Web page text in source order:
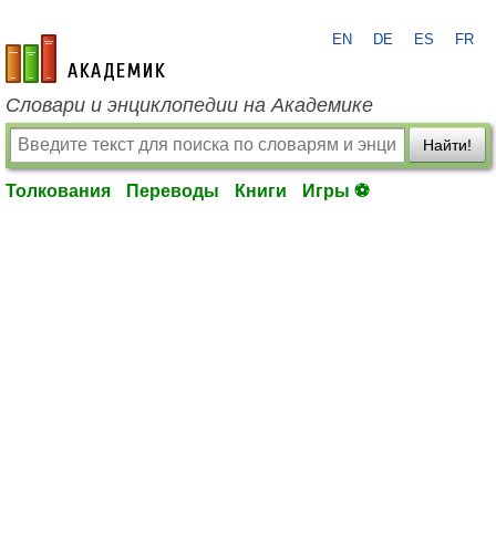
academic.ru
EN DE ES FR
Словари и энциклопедии на Академике
Найти!
Толкования Переводы Книги Игры ⚽